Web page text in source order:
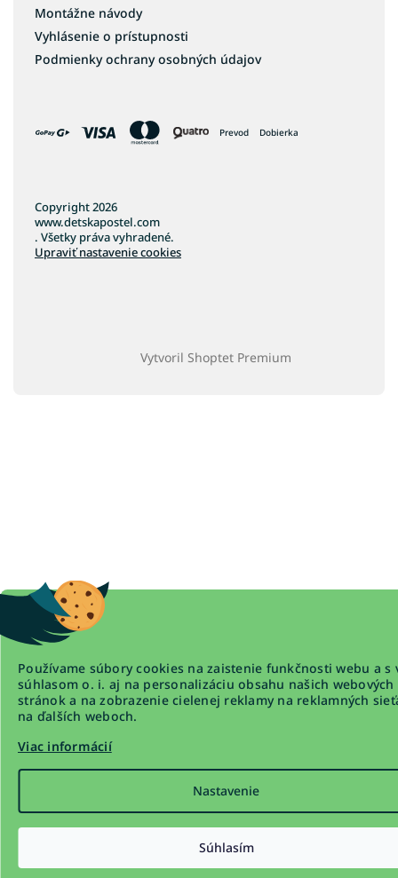
Používame súbory cookies na zaistenie funkčnosti webu a s
súhlasom o. i. aj na personalizáciu obsahu našich webových
stránok a na zobrazenie cielenej reklamy na reklamných
na ďalších weboch.
Viac informácií
Nastavenie
Súhlasím
Montážne návody
Vyhlásenie o prístupnosti
Podmienky ochrany osobných údajov
Prevod Dobierka
Vytvoril Shoptet Premium
Copyright 2026
www.detskapostel.com
. Všetky práva vyhradené.
Upraviť nastavenie cookies